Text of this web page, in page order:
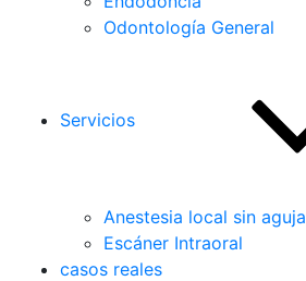
Odontología General
Servicios
Anestesia local sin aguja
Escáner Intraoral
casos reales